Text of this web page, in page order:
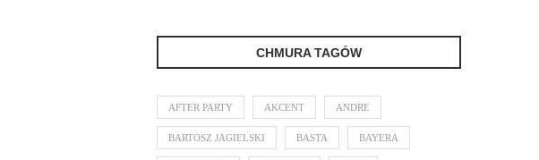
CHMURA TAGÓW
AFTER PARTY AKCENT ANDRE
BARTOSZ JAGIELSKI BASTA BAYERA